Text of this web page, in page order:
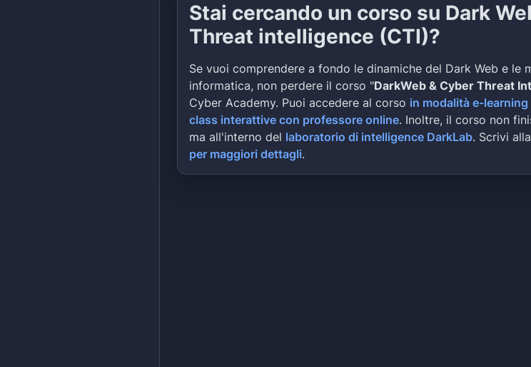
Stai cercando un corso su Dark
Threat intelligence (CTI)?
Se vuoi comprendere a fondo le dinamiche del Dark Web e le
informatica, non perdere il corso "DarkWeb & Cyber Threat
Cyber Academy. Puoi accedere al corso in modalità e-learning
class interattive con professore online. Inoltre, il corso non
ma all'interno del laboratorio di intelligence DarkLab. Scrivi alla
per maggiori dettagli.